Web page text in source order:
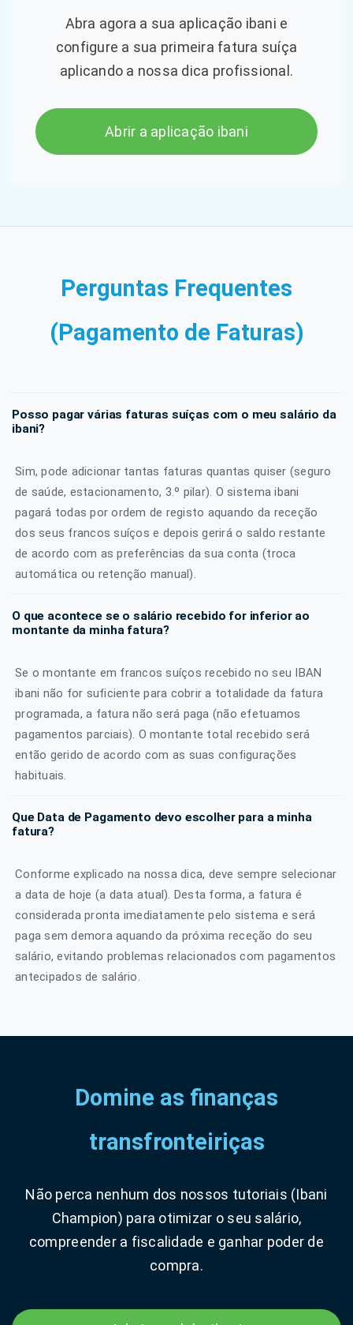
Abra agora a sua aplicação ibani e
configure a sua primeira fatura suíça
aplicando a nossa dica profissional.
Abrir a aplicação ibani
Perguntas Frequentes
(Pagamento de Faturas)
Posso pagar várias faturas suíças com o meu salário da
ibani?
Sim, pode adicionar tantas faturas quantas quiser (seguro
de saúde, estacionamento, 3.º pilar). O sistema ibani
pagará todas por ordem de registo aquando da receção
dos seus francos suíços e depois gerirá o saldo restante
de acordo com as preferências da sua conta (troca
automática ou retenção manual).
O que acontece se o salário recebido for inferior ao
montante da minha fatura?
Se o montante em francos suíços recebido no seu IBAN
ibani não for suficiente para cobrir a totalidade da fatura
programada, a fatura não será paga (não efetuamos
pagamentos parciais). O montante total recebido será
então gerido de acordo com as suas configurações
habituais.
Que Data de Pagamento devo escolher para a minha
fatura?
Conforme explicado na nossa dica, deve sempre selecionar
a data de hoje (a data atual). Desta forma, a fatura é
considerada pronta imediatamente pelo sistema e será
paga sem demora aquando da próxima receção do seu
salário, evitando problemas relacionados com pagamentos
antecipados de salário.
Domine as finanças
transfronteiriças
Não perca nenhum dos nossos tutoriais (Ibani
Champion) para otimizar o seu salário,
compreender a fiscalidade e ganhar poder de
compra.